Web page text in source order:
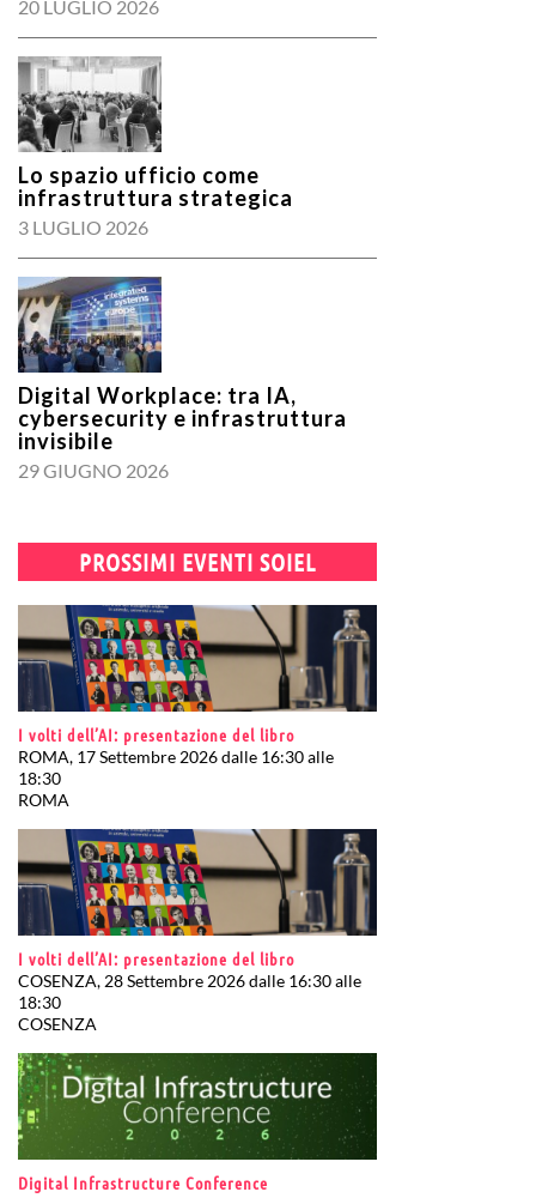
20 LUGLIO 2026
Lo spazio ufficio come
infrastruttura strategica
3 LUGLIO 2026
Digital Workplace: tra IA,
cybersecurity e infrastruttura
invisibile
29 GIUGNO 2026
PROSSIMI EVENTI SOIEL
I volti dell’AI: presentazione del libro
ROMA, 17 Settembre 2026 dalle 16:30 alle
18:30
ROMA
I volti dell’AI: presentazione del libro
COSENZA, 28 Settembre 2026 dalle 16:30 alle
18:30
COSENZA
Digital Infrastructure Conference